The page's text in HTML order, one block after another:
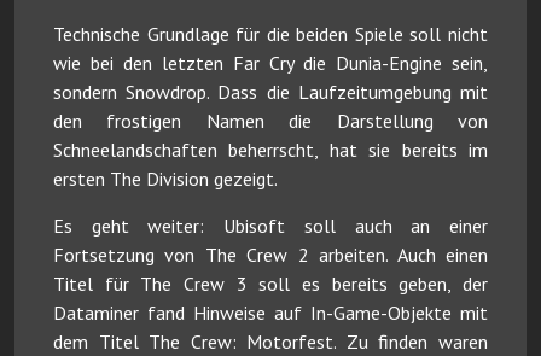
Technische Grundlage für die beiden Spiele soll nicht
wie bei den letzten Far Cry die Dunia-Engine sein,
sondern Snowdrop. Dass die Laufzeitumgebung mit
den frostigen Namen die Darstellung von
Schneelandschaften beherrscht, hat sie bereits im
ersten The Division gezeigt.
Es geht weiter: Ubisoft soll auch an einer
Fortsetzung von The Crew 2 arbeiten. Auch einen
Titel für The Crew 3 soll es bereits geben, der
Dataminer fand Hinweise auf In-Game-Objekte mit
dem Titel The Crew: Motorfest. Zu finden waren